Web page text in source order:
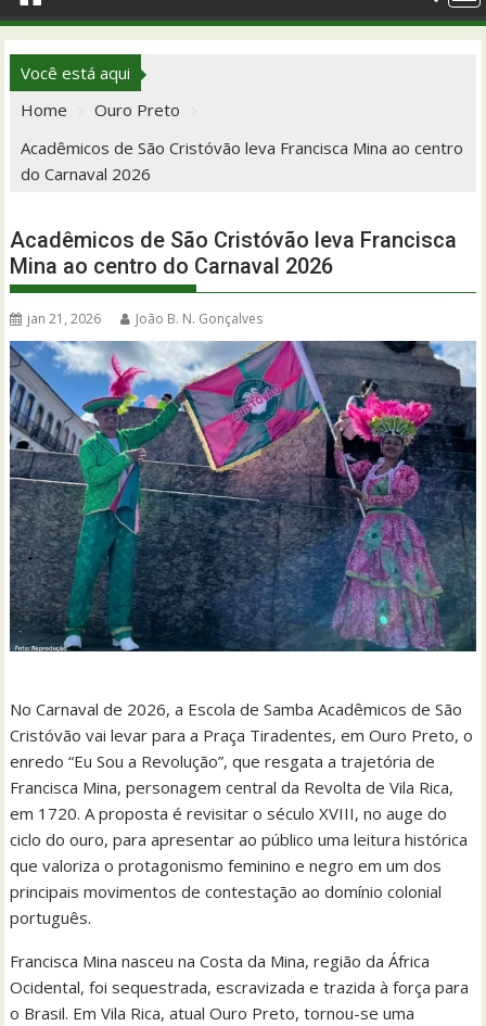
Você está aqui
Home
Ouro Preto
Acadêmicos de São Cristóvão leva Francisca Mina ao centro
do Carnaval 2026
Acadêmicos de São Cristóvão leva Francisca
Mina ao centro do Carnaval 2026
jan 21, 2026 João B. N. Gonçalves
No Carnaval de 2026, a Escola de Samba Acadêmicos de São
Cristóvão vai levar para a Praça Tiradentes, em Ouro Preto, o
enredo “Eu Sou a Revolução”, que resgata a trajetória de
Francisca Mina, personagem central da Revolta de Vila Rica,
em 1720. A proposta é revisitar o século XVIII, no auge do
ciclo do ouro, para apresentar ao público uma leitura histórica
que valoriza o protagonismo feminino e negro em um dos
principais movimentos de contestação ao domínio colonial
português.
Francisca Mina nasceu na Costa da Mina, região da África
Ocidental, foi sequestrada, escravizada e trazida à força para
o Brasil. Em Vila Rica, atual Ouro Preto, tornou-se uma